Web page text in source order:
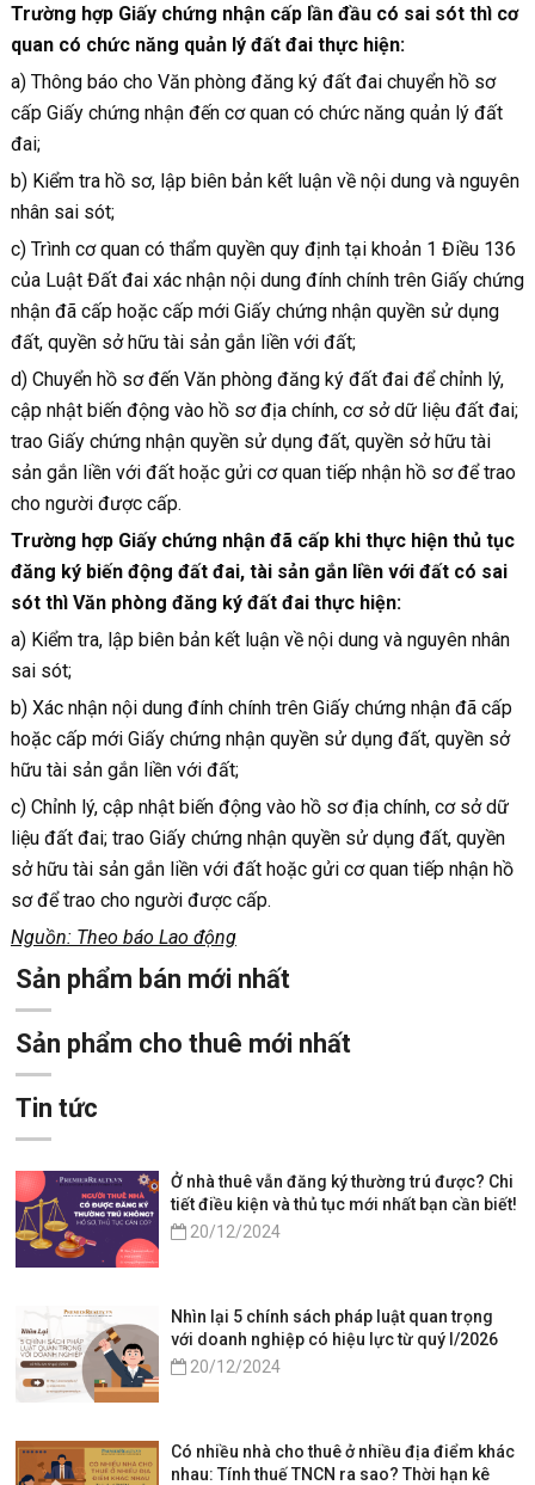
Trường hợp Giấy chứng nhận cấp lần đầu có sai sót thì cơ
quan có chức năng quản lý đất đai thực hiện:
a) Thông báo cho Văn phòng đăng ký đất đai chuyển hồ sơ
cấp Giấy chứng nhận đến cơ quan có chức năng quản lý đất
đai;
b) Kiểm tra hồ sơ, lập biên bản kết luận về nội dung và nguyên
nhân sai sót;
c) Trình cơ quan có thẩm quyền quy định tại khoản 1 Điều 136
của Luật Đất đai xác nhận nội dung đính chính trên Giấy chứng
nhận đã cấp hoặc cấp mới Giấy chứng nhận quyền sử dụng
đất, quyền sở hữu tài sản gắn liền với đất;
d) Chuyển hồ sơ đến Văn phòng đăng ký đất đai để chỉnh lý,
cập nhật biến động vào hồ sơ địa chính, cơ sở dữ liệu đất đai;
trao Giấy chứng nhận quyền sử dụng đất, quyền sở hữu tài
sản gắn liền với đất hoặc gửi cơ quan tiếp nhận hồ sơ để trao
cho người được cấp.
Trường hợp Giấy chứng nhận đã cấp khi thực hiện thủ tục
đăng ký biến động đất đai, tài sản gắn liền với đất có sai
sót thì Văn phòng đăng ký đất đai thực hiện:
a) Kiểm tra, lập biên bản kết luận về nội dung và nguyên nhân
sai sót;
b) Xác nhận nội dung đính chính trên Giấy chứng nhận đã cấp
hoặc cấp mới Giấy chứng nhận quyền sử dụng đất, quyền sở
hữu tài sản gắn liền với đất;
c) Chỉnh lý, cập nhật biến động vào hồ sơ địa chính, cơ sở dữ
liệu đất đai; trao Giấy chứng nhận quyền sử dụng đất, quyền
sở hữu tài sản gắn liền với đất hoặc gửi cơ quan tiếp nhận hồ
sơ để trao cho người được cấp.
Nguồn: Theo báo Lao động
Sản phẩm bán mới nhất
Sản phẩm cho thuê mới nhất
Tin tức
Ở nhà thuê vẫn đăng ký thường trú được? Chi
tiết điều kiện và thủ tục mới nhất bạn cần biết!
20/12/2024
Nhìn lại 5 chính sách pháp luật quan trọng
với doanh nghiệp có hiệu lực từ quý I/2026
20/12/2024
Có nhiều nhà cho thuê ở nhiều địa điểm khác
nhau: Tính thuế TNCN ra sao? Thời hạn kê